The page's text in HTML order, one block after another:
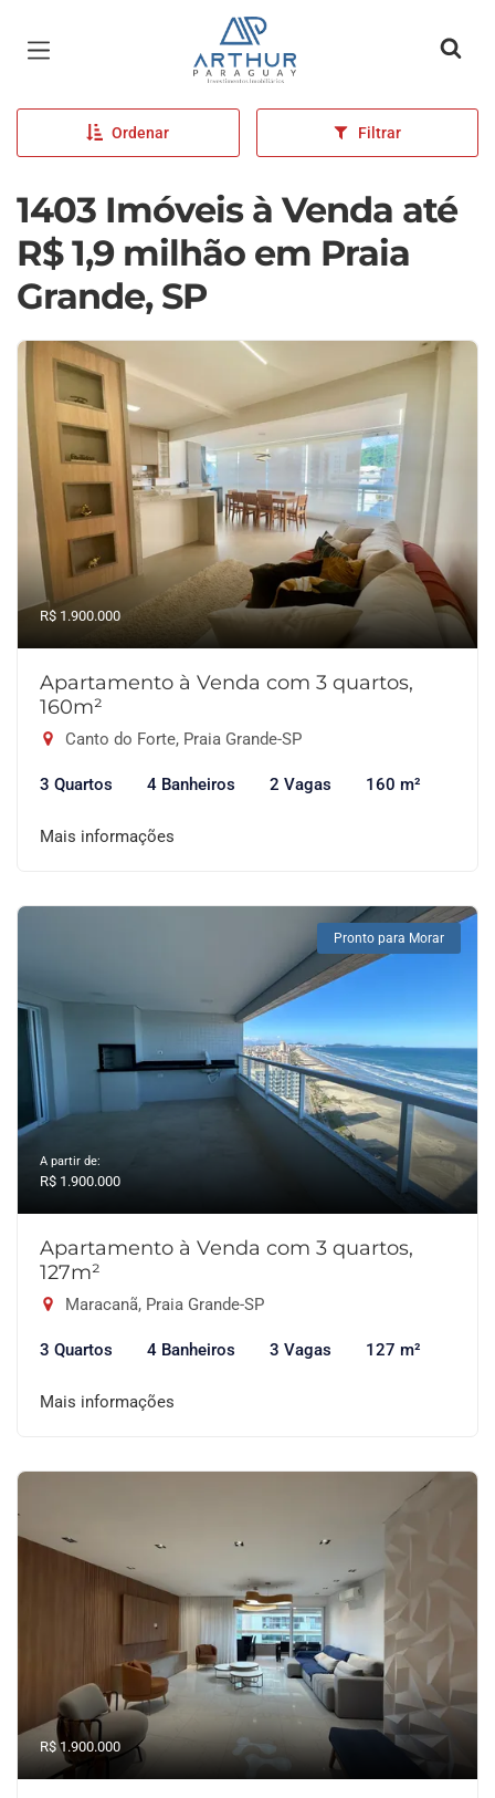
Página inicial
Ordenar Filtrar
1403 Imóveis à Venda até
R$ 1,9 milhão em Praia
Grande, SP
R$ 1.900.000
Apartamento à Venda com 3 quartos,
160m²
Canto do Forte, Praia Grande-SP
3 Quartos 4 Banheiros 2 Vagas 160 m²
Mais informações
Pronto para Morar
A partir de:
R$ 1.900.000
Apartamento à Venda com 3 quartos,
127m²
Maracanã, Praia Grande-SP
3 Quartos 4 Banheiros 3 Vagas 127 m²
Mais informações
R$ 1.900.000